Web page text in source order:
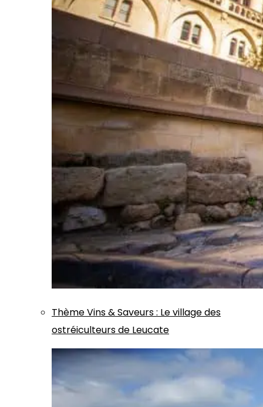
ThèmeVins & Saveurs: Le village des
ostréiculteurs de Leucate